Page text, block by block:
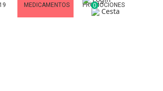
0
Cesta
MEDICAMENTOS PROMOCIONES